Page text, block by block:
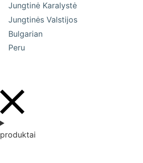
Jungtinė Karalystė
Jungtinės Valstijos
Bulgarian
Peru
produktai